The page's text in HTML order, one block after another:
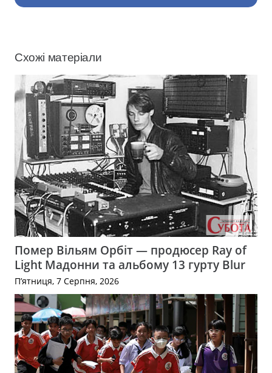
Схожі матеріали
Помер Вільям Орбіт — продюсер Ray of
Light Мадонни та альбому 13 гурту Blur
П’ятниця, 7 Серпня, 2026